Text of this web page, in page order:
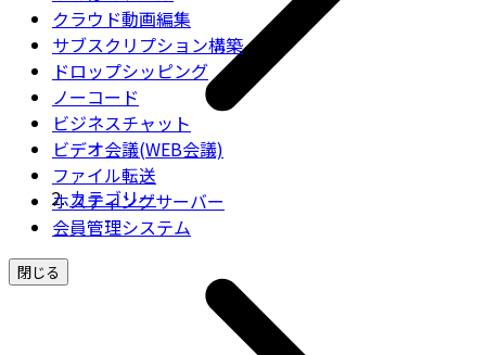
クラウド動画編集
サブスクリプション構築
ドロップシッピング
ノーコード
ビジネスチャット
ビデオ会議(WEB会議)
ファイル転送
ホスティングサーバー
会員管理システム
閉じる
カテゴリー